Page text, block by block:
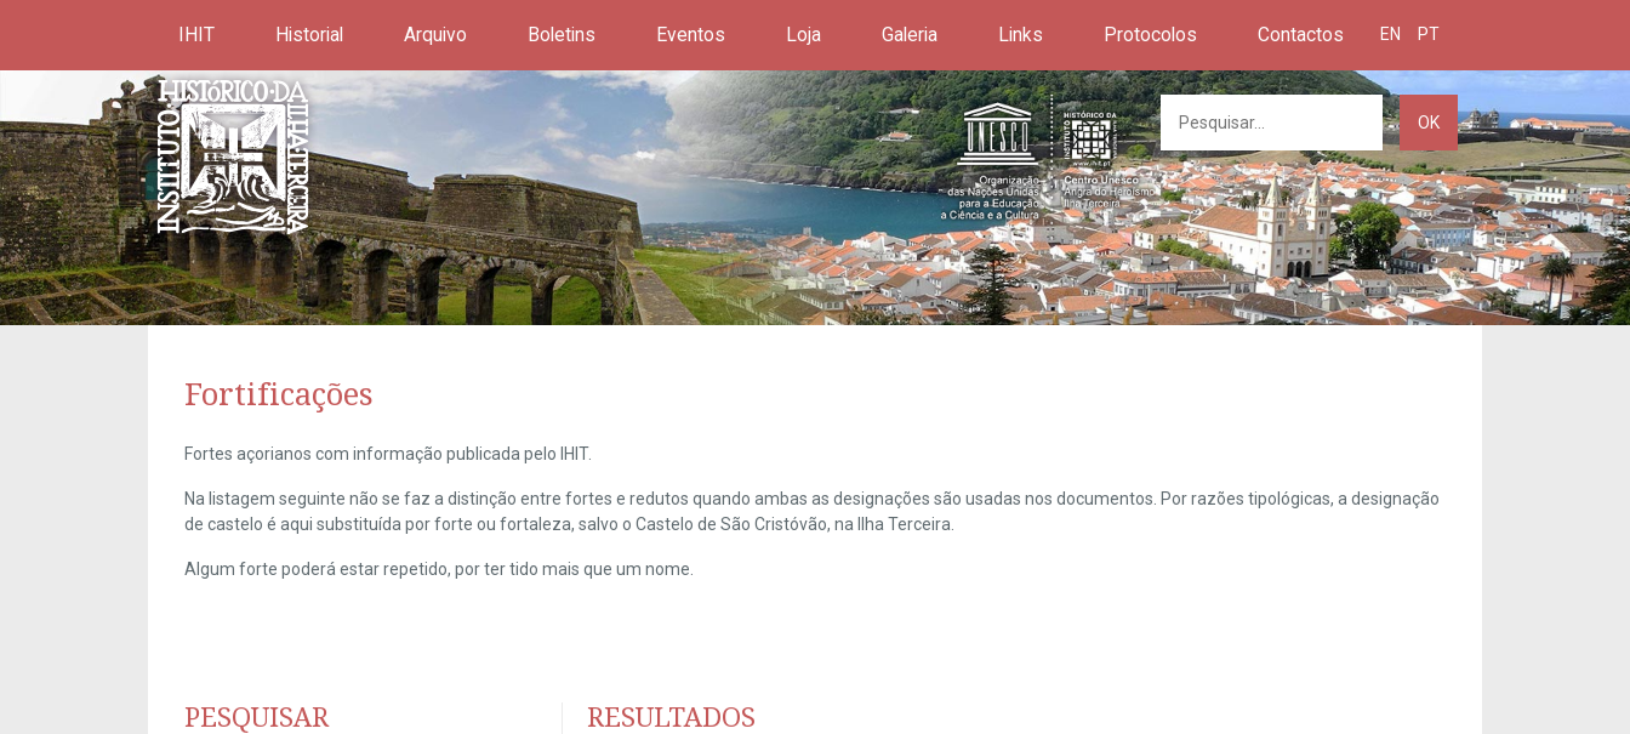
IHIT Historial Arquivo Boletins Eventos Loja Galeria Links Protocolos Contactos EN PT
OK
Fortificações
Fortes açorianos com informação publicada pelo IHIT.
Na listagem seguinte não se faz a distinção entre fortes e redutos quando ambas as designações são usadas nos documentos. Por razões tipológicas, a designação
de castelo é aqui substituída por forte ou fortaleza, salvo o Castelo de São Cristóvão, na Ilha Terceira.
Algum forte poderá estar repetido, por ter tido mais que um nome.
PESQUISAR RESULTADOS